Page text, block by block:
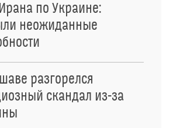
по Украине:
неожиданные
разгорелся
скандал из-за